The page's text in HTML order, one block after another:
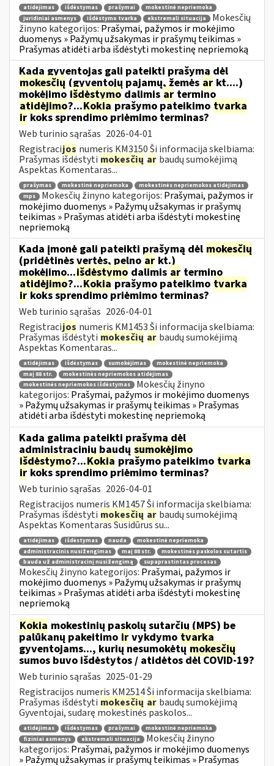
atidėjimas išdėstymas prašymai
mokestinė nepriemoka
juridiniai asmenys
išdėstymo tvarka ekstremali situacija
Mokesčių
žinyno kategorijos: Prašymai, pažymos ir mokėjimo
duomenys » Pažymų užsakymas ir prašymų teikimas »
Prašymas atidėti arba išdėstyti mokestinę nepriemoką
Kada gyventojas gali pateikti prašymą dėl
mokesčių (gyventojų pajamų, žemės ar kt....)
mokėjimo išdėstymo dalimis ar termino
atidėjimo?...Kokiaprašymo pateikimo tvarka
irkoks sprendimo priėmimo terminas?
Web turinio sąrašas 2026-04-01
Registracijos numeris KM3150 Ši informacija skelbiama:
Prašymas išdėstyti mokesčių ar baudų sumokėjimą
Aspektas Komentaras...
prašymas mokestinė nepriemoka
mokestinės nepriemokos atidėjimas
mps
Mokesčių žinyno kategorijos: Prašymai, pažymos ir
mokėjimo duomenys » Pažymų užsakymas ir prašymų
teikimas » Prašymas atidėti arba išdėstyti mokestinę
nepriemoką
Kada įmonė gali pateikti prašymą dėl mokesčių
(pridėtinės vertės, pelno ar kt.)
mokėjimo...išdėstymo dalimis ar termino
atidėjimo?...Kokiaprašymo pateikimo tvarka
irkoks sprendimo priėmimo terminas?
Web turinio sąrašas 2026-04-01
Registracijos numeris KM1453 Ši informacija skelbiama:
Prašymas išdėstyti mokesčių ar baudų sumokėjimą
Aspektas Komentaras...
atidėjimas išdėstymas sumokėjimas
mokestinė nepriemoka
maį 88 str.
mokestinės nepriemokos atidėjimas
mokestinės nepriemokos išdėstymas
Mokesčių žinyno
kategorijos: Prašymai, pažymos ir mokėjimo duomenys
» Pažymų užsakymas ir prašymų teikimas » Prašymas
atidėti arba išdėstyti mokestinę nepriemoką
Kada galima pateikti prašymą dėl
administracinių baudų sumokėjimo
išdėstymo?...Kokia prašymo pateikimo tvarka
irkoks sprendimo priėmimo terminas?
Web turinio sąrašas 2026-04-01
Registracijos numeris KM1457 Ši informacija skelbiama:
Prašymas išdėstyti mokesčių ar baudų sumokėjimą
Aspektas Komentaras Susidūrus su...
atidėjimas išdėstymas nauda
mokestinė nepriemoka
administracinis nusižengimas
maį 88 str.
mokestinės paskolos sutartis
bauda už administracinį nusižengimą
supaprastintas procesas
Mokesčių žinyno kategorijos: Prašymai, pažymos ir
mokėjimo duomenys » Pažymų užsakymas ir prašymų
teikimas » Prašymas atidėti arba išdėstyti mokestinę
nepriemoką
Kokia mokestinių paskolų sutarčių (MPS) be
palūkanų pakeitimo ir vykdymo tvarka
gyventojams..., kurių nesumokėtųmokesčių
sumos buvo išdėstytos / atidėtos dėl COVID-19?
Web turinio sąrašas 2025-01-29
Registracijos numeris KM2514 Ši informacija skelbiama:
Prašymas išdėstyti mokesčių ar baudų sumokėjimą
Gyventojai, sudarę mokestinės paskolos...
atidėjimas išdėstymas prašymai
mokestinė nepriemoka
fiziniai asmenys
ekstremali situacija
Mokesčių žinyno
kategorijos: Prašymai, pažymos ir mokėjimo duomenys
» Pažymų užsakymas ir prašymų teikimas » Prašymas